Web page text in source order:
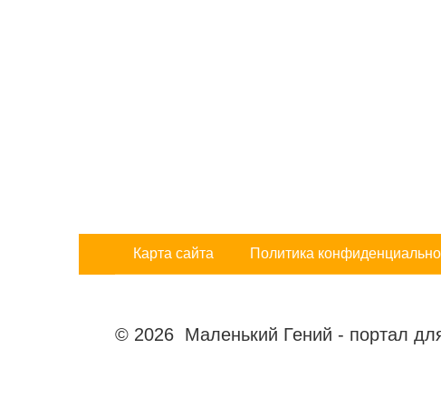
Карта сайта Политика
© 2026 Маленький Гений - портал